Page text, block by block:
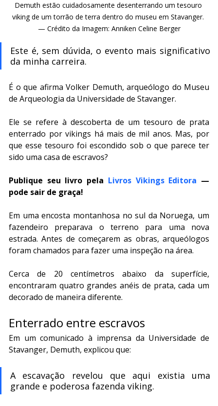
Demuth estão cuidadosamente desenterrando um tesouro
viking de um torrão de terra dentro do museu em Stavanger.
— Crédito da Imagem: Anniken Celine Berger
Este é, sem dúvida, o evento mais significativo
da minha carreira.
É o que afirma Volker Demuth, arqueólogo do Museu
de Arqueologia da Universidade de Stavanger.
Ele se refere à descoberta de um tesouro de prata
enterrado por vikings há mais de mil anos. Mas, por
que esse tesouro foi escondido sob o que parece ter
sido uma casa de escravos?
Publique seu livro pela Livros Vikings Editora —
pode sair de graça!
Em uma encosta montanhosa no sul da Noruega, um
fazendeiro preparava o terreno para uma nova
estrada. Antes de começarem as obras, arqueólogos
foram chamados para fazer uma inspeção na área.
Cerca de 20 centímetros abaixo da superfície,
encontraram quatro grandes anéis de prata, cada um
decorado de maneira diferente.
Enterrado entre escravos
Em um comunicado à imprensa da Universidade de
Stavanger, Demuth, explicou que:
A escavação revelou que aqui existia uma
grande e poderosa fazenda viking.